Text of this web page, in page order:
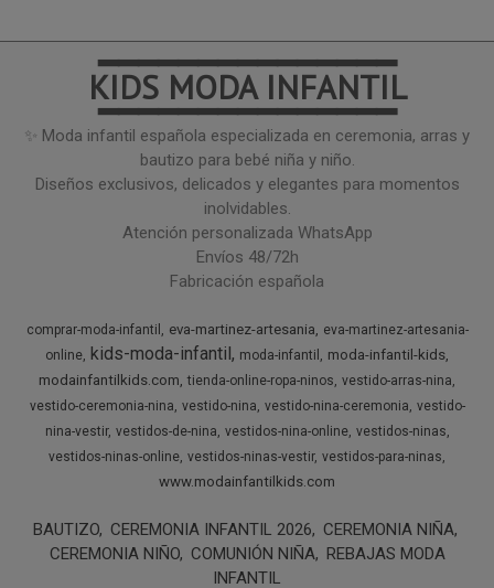
━━━━━━━━━━━━━━━
KIDS MODA INFANTIL
━━━━━━━━━━━━━━━
✨ Moda infantil española especializada en ceremonia, arras y
bautizo para bebé niña y niño.
Diseños exclusivos, delicados y elegantes para momentos
inolvidables.
Atención personalizada WhatsApp
Envíos 48/72h
Fabricación española
comprar-moda-infantil eva-martinez-artesania
eva-martinez-artesania-
online
kids-moda-infantil moda-infantil
moda-infantil-kids
modainfantilkids.com tienda-online-ropa-ninos vestido-arras-nina
vestido-ceremonia-nina vestido-nina vestido-nina-ceremonia vestido-
nina-vestir vestidos-de-nina vestidos-nina-online vestidos-ninas
vestidos-ninas-online vestidos-ninas-vestir vestidos-para-ninas
www.modainfantilkids.com
BAUTIZO CEREMONIA INFANTIL 2026
CEREMONIA NIÑA
CEREMONIA NIÑO COMUNIÓN NIÑA
REBAJAS MODA
INFANTIL